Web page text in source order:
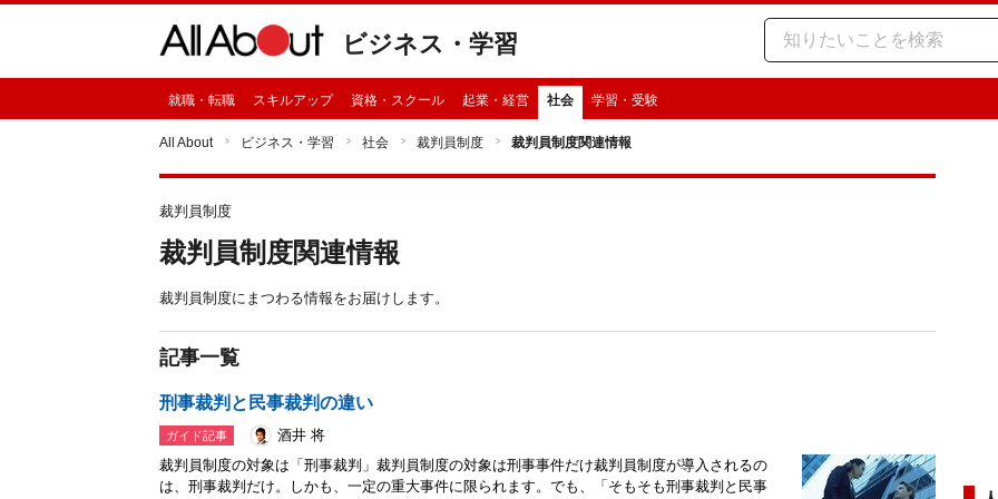
ビジネス・学習
就職・転職 スキルアップ 資格・スクール 起業・経営 社会 学習・受験
All About ビジネス・学習 社会 裁判員制度 裁判員制度関連情報
裁判員制度
裁判員制度関連情報
裁判員制度にまつわる情報をお届けします。
記事一覧
刑事裁判と民事裁判の違い
ガイド記事
酒井 将
裁判員制度の対象は「刑事裁判」裁判員制度の対象は刑事事件だけ裁判員制度が導入されるの
は、刑事裁判だけ。しかも、一定の重大事件に限られます。でも、「そもそも刑事裁判と民事